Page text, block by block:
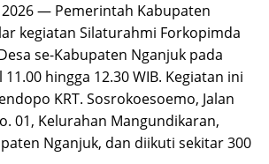
— Pemerintah Kabupaten
kegiatan Silaturahmi Forkopimda
se-Kabupaten Nganjuk pada
hingga 12.30 WIB. Kegiatan ini
KRT. Sosrokoesoemo, Jalan
01, Kelurahan Mangundikaran,
Nganjuk, dan diikuti sekitar 300